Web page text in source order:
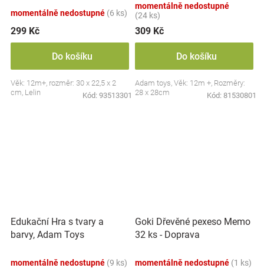
momentálně nedostupné (6 ks)
299 Kč
Do košíku
Věk: 12m+, rozměr: 30 x 22,5 x 2
cm, Lelin
Kód: 93513301
momentálně nedostupné
(24 ks)
309 Kč
Do košíku
Adam toys, Věk: 12m +, Rozměry:
28 x 28cm
Kód: 81530801
Edukační Hra s tvary a
barvy, Adam Toys
momentálně nedostupné (9 ks)
Goki Dřevěné pexeso Memo
32 ks - Doprava
momentálně nedostupné (1 ks)